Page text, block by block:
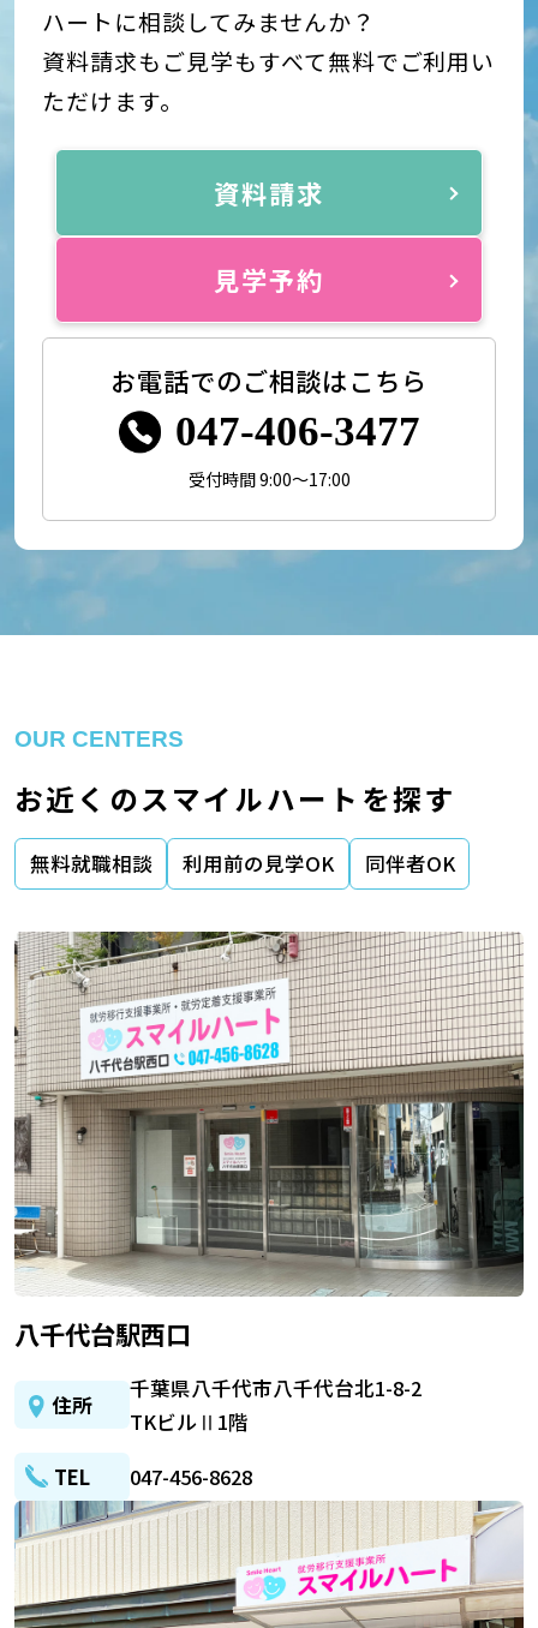
ハートに相談してみませんか？
資料請求もご見学もすべて無料でご利用い
ただけます。
資料請求
見学予約
お電話でのご相談はこちら
047-406-3477
受付時間 9:00～17:00
OUR CENTERS
お近くのスマイルハートを探す
無料就職相談 利用前の見学OK 同伴者OK
八千代台駅西口
住所
千葉県八千代市八千代台北1-8-2
TKビルⅡ1階
TEL
047-456-8628